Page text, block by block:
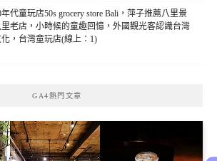
代童玩店50s grocery store Bali，萍子推薦八里景
老店，小時候的童趣回憶，外國觀光客認識台灣
，台灣童玩店(線上：1)
GA4熱門文章